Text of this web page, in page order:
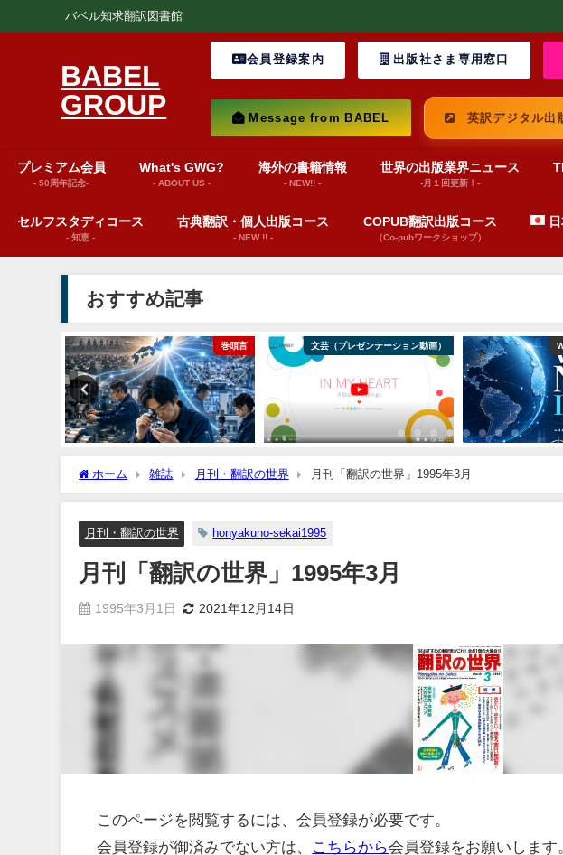
バベル知求翻訳図書館
BABEL
GROUP
会員登録案内 出版社さま専用窓口
Message from BABEL 英訳デジタル出
プレミアム会員
- 50周年記念-
What's GWG?
- ABOUT US -
海外の書籍情報
- NEW!! -
世界の出版業界ニュース
-月１回更新！-
セルフスタディコース
- 知恵 -
古典翻訳・個人出版コース
- NEW !! -
COPUB翻訳出版コース
（Co-pubワークショップ）
おすすめ記事
巻頭言 文芸（プレゼンテーション動画） World News insights
ホーム 雑誌 月刊・翻訳の世界 月刊「翻訳の世界」1995年3月
月刊・翻訳の世界 honyakuno-sekai1995
月刊「翻訳の世界」1995年3月
1995年3月1日 2021年12月14日
このページを閲覧するには、会員登録が必要です。
会員登録が御済みでない方は、
こちらから会員登録をお願いします